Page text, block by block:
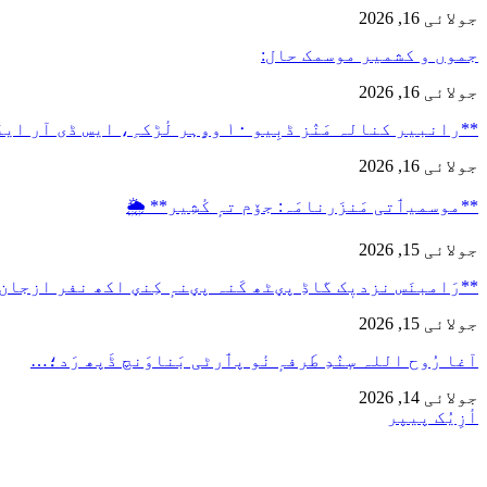
جولائی 16, 2026
جموں و کشمیر موسمک حال:
جولائی 16, 2026
**رانبیر کنالہ مَنٛز ڈبِیو ۱۰ وۄہر لٔڑکہِ، ایس ڈی آر ایفَن…
جولائی 16, 2026
**موسمیٲتی مَنزَرنامَہ: جۆم تہٕ کٔشِیر** 🌦️
جولائی 15, 2026
**رَامبنَس نزدیٖک گاڈِ پؠٹھ کَنہ پؠنہٕ کِنؠ اکھ نفر
جولائی 15, 2026
آغا رُوح اللہ سٕنٛدِ طَرفہٕ نٔو پٲرٹی بَناوَنچ ڈَپھ رَد؛…
جولائی 14, 2026
أزِیُک پیپر